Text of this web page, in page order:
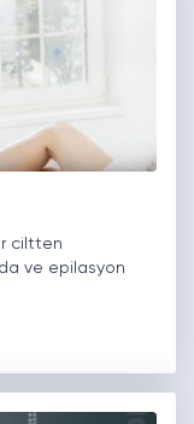
ciltten
ve epilasyon